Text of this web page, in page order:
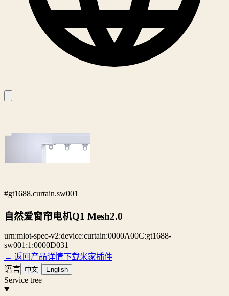
#gt1688.curtain.sw001
自然爱窗帘电机Q1 Mesh2.0
urn:miot-spec-v2:device:curtain:0000A00C:gt1688-
sw001:1:0000D031
← 返回产品详情下载米家插件
语言 中文 English
Service tree